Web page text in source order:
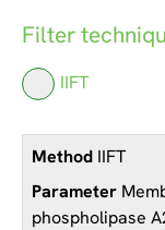
Filter
IIFT
IIFT
phospholipase